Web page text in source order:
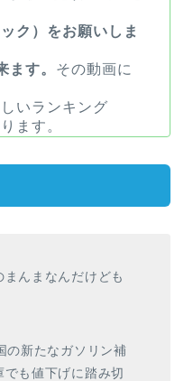
ク）をお願いしま
ます。 その動画に
いランキング
ます。
んまなんだけども
の新たなガソリン補
も値下げに踏み切